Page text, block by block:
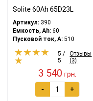
Solite 60Ah 65D23L
Артикул: 390
Емкость, Ah: 60
Пусковой ток, A: 510
5 /
5
Отзывы
(3)
3 540 грн.
- +